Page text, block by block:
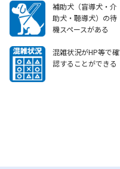
補助犬（盲導犬・介
助犬・聴導犬）の待
機スペースがある
混雑状況がHP等で確
認することができる